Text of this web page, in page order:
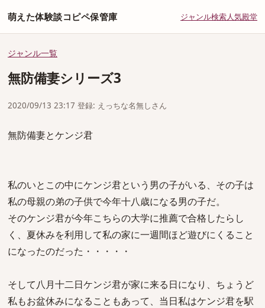
萌えた体験談コピペ保管庫 ジャンル検索人気殿堂
ジャンル一覧
無防備妻シリーズ3
2020/09/13 23:17 登録: えっちな名無しさん
無防備妻とケンジ君
私のいとこの中にケンジ君という男の子がいる、その子は
私の母親の弟の子供で今年十八歳になる男の子だ。
そのケンジ君が今年こちらの大学に推薦で合格したらし
く、夏休みを利用して私の家に一週間ほど遊びにくること
になったのだった・・・・・
そして八月十二日ケンジ君が家に来る日になり、ちょうど
私もお盆休みになることもあって、当日私はケンジ君を駅